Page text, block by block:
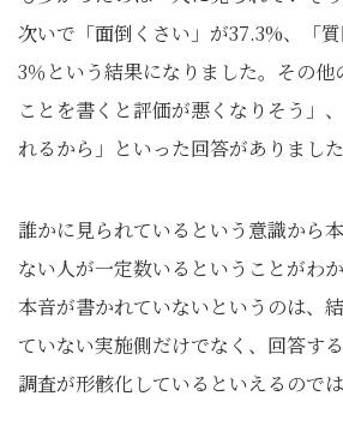
次いで「面倒くさい」が37.3%、「
3％という結果になりました。その他
ことを書くと評価が悪くなりそう」
れるから」といった回答がありました
誰かに見られているという意識から
ない人が一定数いるということがわ
本音が書かれていないというのは、
ていない実施側だけでなく、回答す
調査が形骸化しているといえるので